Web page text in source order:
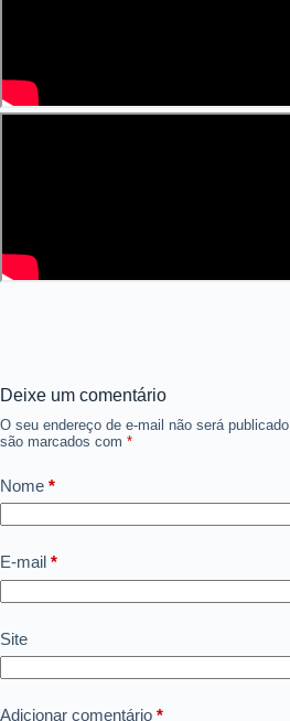
Deixe um comentário
O seu endereço de e-mail não será publicado.
são marcados com *
Nome *
E-mail *
Site
Adicionar comentário *